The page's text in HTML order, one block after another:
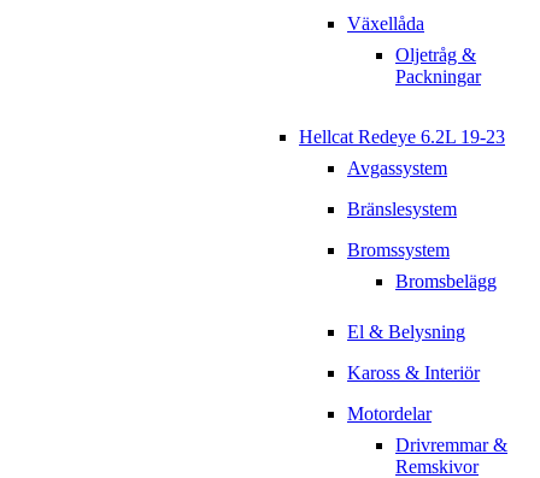
Växellåda
Oljetråg &
Packningar
Hellcat Redeye 6.2L 19-23
Avgassystem
Bränslesystem
Bromssystem
Bromsbelägg
El & Belysning
Kaross & Interiör
Motordelar
Drivremmar &
Remskivor